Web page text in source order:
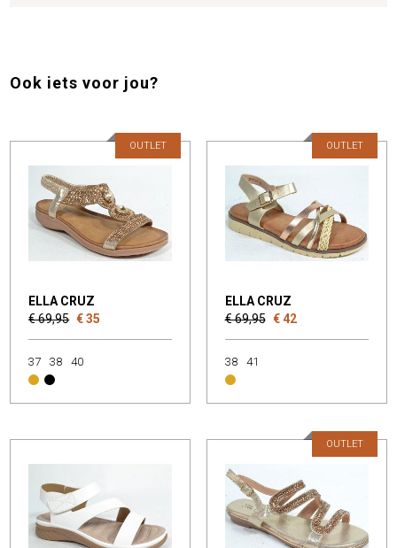
Ook iets voor jou?
ELLA CRUZ
€ 69,95 € 35
OUTLET
37 38 40
ELLA CRUZ
€ 69,95 € 42
OUTLET
38 41
OUTLET